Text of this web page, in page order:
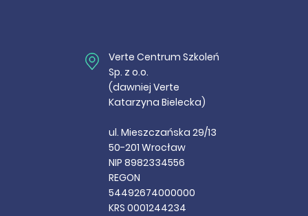
Verte Centrum Szkoleń
Sp. z o.o.
(dawniej Verte
Katarzyna Bielecka)
ul. Mieszczańska 29/13
50-201 Wrocław
NIP 8982334556
REGON
54492674000000
KRS 0001244234